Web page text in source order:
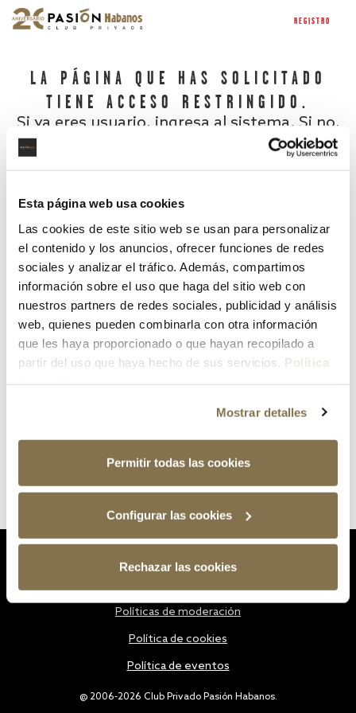
Esta página web usa cookies
Las cookies de este sitio web se usan para personalizar
el contenido y los anuncios, ofrecer funciones de redes
sociales y analizar el tráfico. Además, compartimos
información sobre el uso que haga del sitio web con
nuestros partners de redes sociales, publicidad y análisis
web, quienes pueden combinarla con otra información
que les haya proporcionado o que hayan recopilado a
partir del uso que haya hecho de sus servicios. Política
Mostrar detalles
Permitir todas las cookies
Configurar las cookies
Rechazar las cookies
REGISTRO
LA PÁGINA QUE HAS SOLICITADO
TIENE ACCESO RESTRINGIDO.
Si ya eres usuario, ingresa al sistema. Si no,
¿Has olvidado tu contraseña?
@ 2006-2026 Club Privado Pasión Habanos.
Políticas de moderación
Política de cookies
Política de eventos